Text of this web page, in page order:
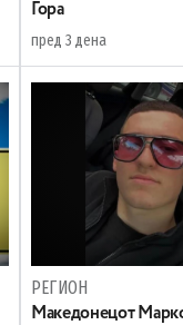
Гора
пред 3 дена
РЕГИОН
Maкедонецот